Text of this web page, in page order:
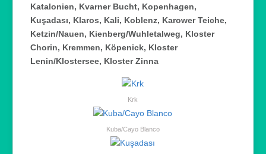
Katalonien, Kvarner Bucht, Kopenhagen,
Kuşadası, Klaros, Kali, Koblenz, Karower Teiche,
Ketzin/Nauen, Kienberg/Wuhletalweg, Kloster
Chorin, Kremmen, Köpenick, Kloster
Lenin/Klostersee, Kloster Zinna
Krk
Kuba/Cayo Blanco